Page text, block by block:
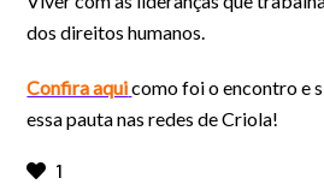
dos direitos humanos.
Confira aquicomo foi o encontro e
essa pauta nas redes de Criola!
1